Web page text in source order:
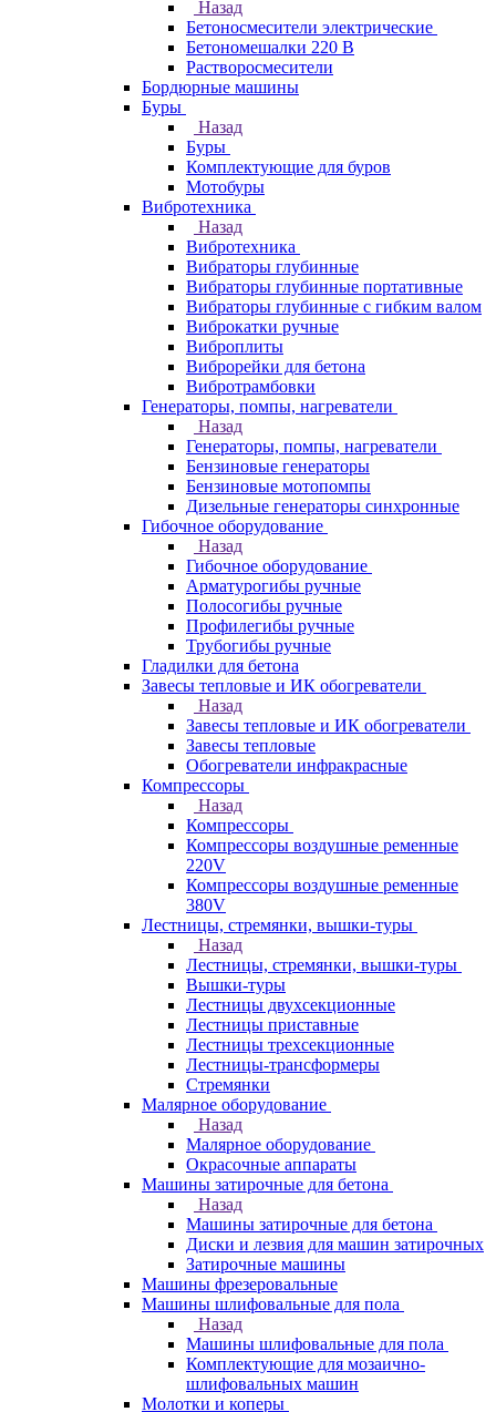
Назад
Бетоносмесители электрические
Бетономешалки 220 В
Растворосмесители
Бордюрные машины
Буры
Назад
Буры
Комплектующие для буров
Мотобуры
Вибротехника
Назад
Вибротехника
Вибраторы глубинные
Вибраторы глубинные портативные
Вибраторы глубинные с гибким валом
Виброкатки ручные
Виброплиты
Виброрейки для бетона
Вибротрамбовки
Генераторы, помпы, нагреватели
Назад
Генераторы, помпы, нагреватели
Бензиновые генераторы
Бензиновые мотопомпы
Дизельные генераторы синхронные
Гибочное оборудование
Назад
Гибочное оборудование
Арматурогибы ручные
Полосогибы ручные
Профилегибы ручные
Трубогибы ручные
Гладилки для бетона
Завесы тепловые и ИК обогреватели
Назад
Завесы тепловые и ИК обогреватели
Завесы тепловые
Обогреватели инфракрасные
Компрессоры
Назад
Компрессоры
Компрессоры воздушные ременные
220V
Компрессоры воздушные ременные
380V
Лестницы, стремянки, вышки-туры
Назад
Лестницы, стремянки, вышки-туры
Вышки-туры
Лестницы двухсекционные
Лестницы приставные
Лестницы трехсекционные
Лестницы-трансформеры
Стремянки
Малярное оборудование
Назад
Малярное оборудование
Окрасочные аппараты
Машины затирочные для бетона
Назад
Машины затирочные для бетона
Диски и лезвия для машин затирочных
Затирочные машины
Машины фрезеровальные
Машины шлифовальные для пола
Назад
Машины шлифовальные для пола
Комплектующие для мозаично-
шлифовальных машин
Молотки и коперы